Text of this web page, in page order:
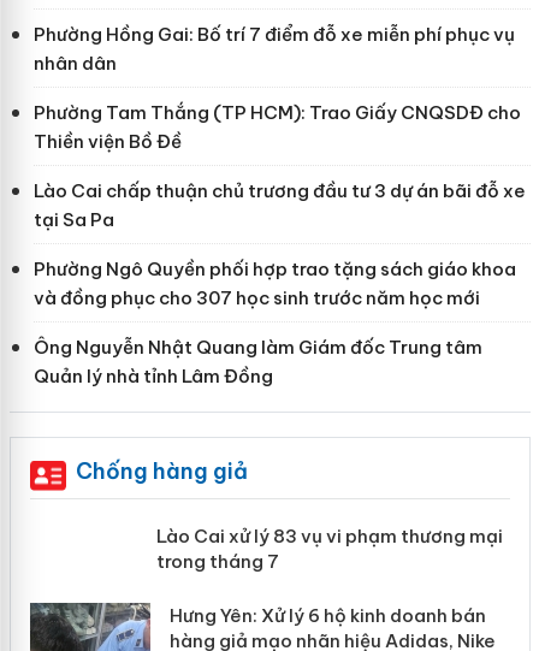
Phường Hồng Gai: Bố trí 7 điểm đỗ xe miễn phí phục vụ
nhân dân
Phường Tam Thắng (TP HCM): Trao Giấy CNQSDĐ cho
Thiền viện Bồ Đề
Lào Cai chấp thuận chủ trương đầu tư 3 dự án bãi đỗ xe
tại Sa Pa
Phường Ngô Quyền phối hợp trao tặng sách giáo khoa
và đồng phục cho 307 học sinh trước năm học mới
Ông Nguyễn Nhật Quang làm Giám đốc Trung tâm
Quản lý nhà tỉnh Lâm Đồng
Chống hàng giả
Lào Cai xử lý 83 vụ vi phạm thương
mại trong tháng 7